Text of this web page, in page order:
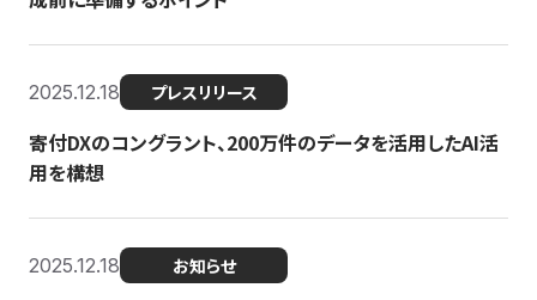
2025.12.18 プレスリリース
寄付DXのコングラント、200万件のデータを活用したAI活
用を構想
2025.12.18 お知らせ